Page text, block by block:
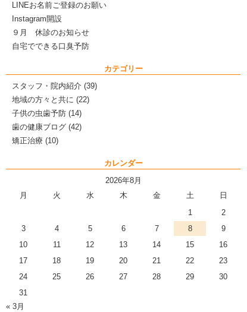
LINEお名前ご登録のお願い
Instagram開設
９月 休診のお知らせ
自宅でできる口臭予防
カテゴリー
スタッフ・院内紹介 (39)
地域の方々と共に (22)
子供の虫歯予防 (14)
歯の健康ブログ (42)
矯正治療 (10)
カレンダー
2026年8月
月
火 水 木 金 土
日
1
2
3
4 5 6 7 8
9
10
11 12 13 14 15
16
17
18 19 20 21 22
23
24
25 26 27 28 29
30
31
« 3月